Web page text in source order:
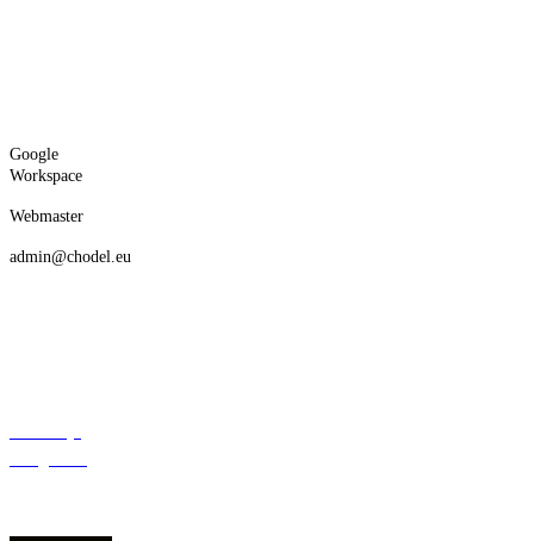
Google
Workspace
Webmaster
admin@chodel.eu